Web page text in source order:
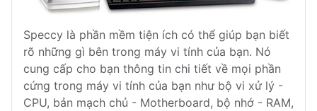
Speccy là phần mềm tiện ích có thể giúp bạn biết
rõ những gì bên trong máy vi tính của bạn. Nó
cung cấp cho bạn thông tin chi tiết về mọi phần
cứng trong máy vi tính của bạn như bộ vi xử lý -
CPU, bản mạch chủ - Motherboard, bộ nhớ - RAM,